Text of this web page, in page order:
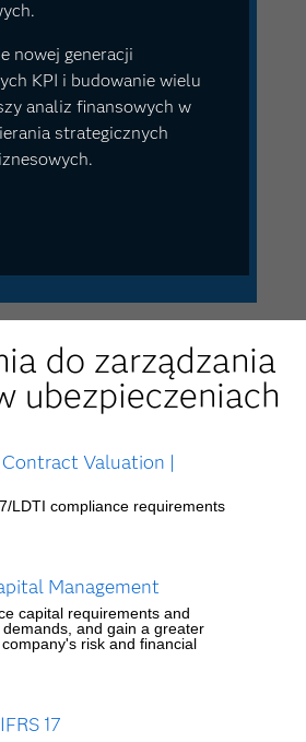
nowej generacji
KPI i budowanie wielu
analiz finansowych w
strategicznych
do zarządzania
ubezpieczeniach
Valuation |
LDTI compliance requirements
Management
capital requirements and
and gain a greater
risk and financial
17